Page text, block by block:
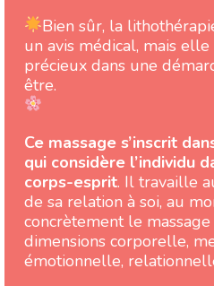
Bien sûr, la
un avis médical, mais
précieux dans une
être.
Ce massage s’inscrit
qui considère l’individu
corps-esprit. Il travaille
de sa relation à soi, au
concrètement le
dimensions corporelle,
émotionnelle,